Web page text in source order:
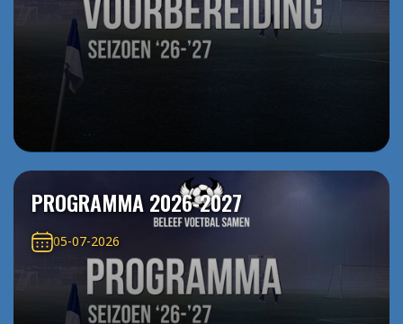
PROGRAMMA 2026-2027
05-07-2026